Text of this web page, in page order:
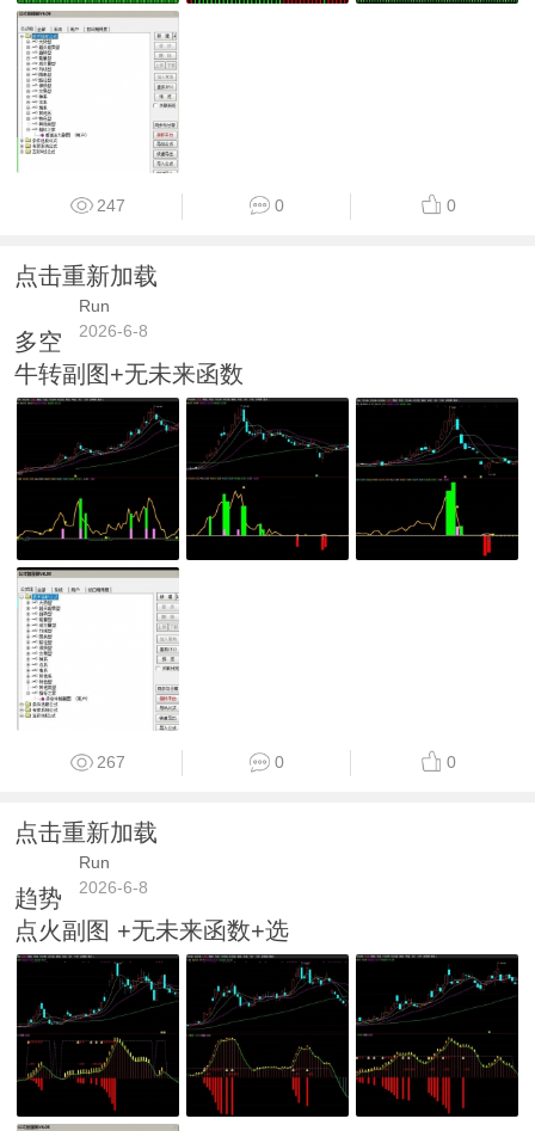
247 0 0
点击重新加载
Run
2026-6-8
多空
牛转副图+无未来函数
267 0 0
点击重新加载
Run
2026-6-8
趋势
点火副图 +无未来函数+选